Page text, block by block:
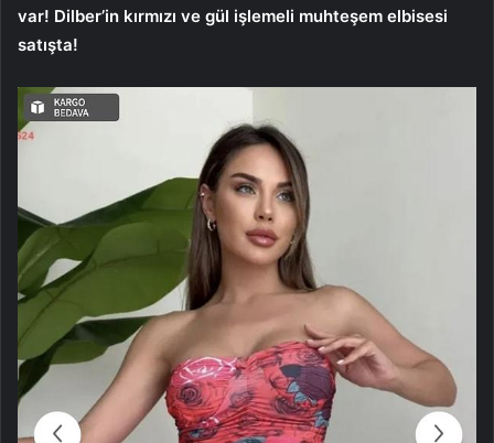
var! Dilber’in kırmızı ve gül işlemeli muhteşem elbisesi
satışta!